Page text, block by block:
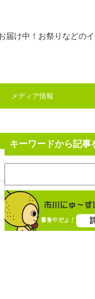
届け中！お祭りなどの
メディア情報
キーワードから記事